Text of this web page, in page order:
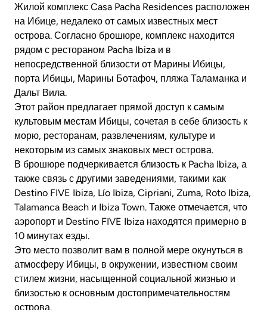
Жилой комплекс Casa Pacha Residences расположен
на Ибице, недалеко от самых известных мест
острова. Согласно брошюре, комплекс находится
рядом с рестораном Pacha Ibiza и в
непосредственной близости от Марины Ибицы,
порта Ибицы, Марины Ботафоч, пляжа Таламанка и
Дальт Вила.
Этот район предлагает прямой доступ к самым
культовым местам Ибицы, сочетая в себе близость к
морю, ресторанам, развлечениям, культуре и
некоторым из самых знаковых мест острова.
В брошюре подчеркивается близость к Pacha Ibiza, а
также связь с другими заведениями, такими как
Destino FIVE Ibiza, Lío Ibiza, Cipriani, Zuma, Roto Ibiza,
Talamanca Beach и Ibiza Town. Также отмечается, что
аэропорт и Destino FIVE Ibiza находятся примерно в
10 минутах езды.
Это место позволит вам в полной мере окунуться в
атмосферу Ибицы, в окружении, известном своим
стилем жизни, насыщенной социальной жизнью и
близостью к основным достопримечательностям
острова.